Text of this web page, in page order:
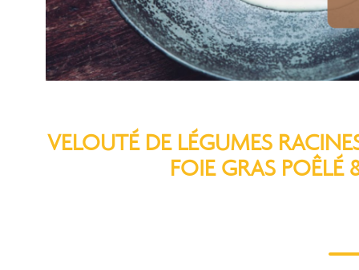
VELOUTÉ DE LÉGUMES
FOIE GRAS POÊLÉ